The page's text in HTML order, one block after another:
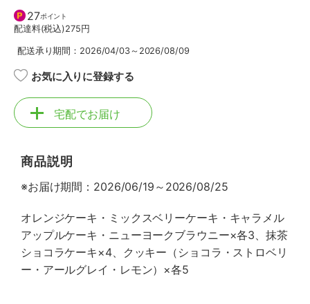
27ポイント
配達料(税込)275円
配送承り期間：2026/04/03～2026/08/09
お気に入りに登録する
宅配でお届け
商品説明
※お届け期間：2026/06/19～2026/08/25
オレンジケーキ・ミックスベリーケーキ・キャラメル
アップルケーキ・ニューヨークブラウニー×各3、抹茶
ショコラケーキ×4、クッキー（ショコラ・ストロベリ
ー・アールグレイ・レモン）×各5